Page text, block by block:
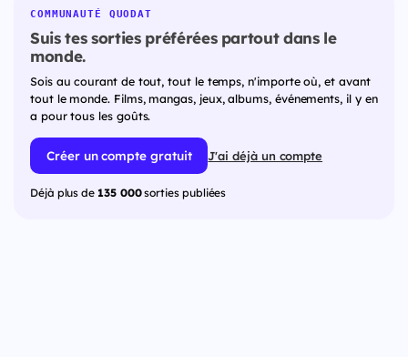
COMMUNAUTÉ QUODAT
Suis tes sorties préférées partout dans le
monde.
Sois au courant de tout, tout le temps, n'importe où, et avant
tout le monde. Films, mangas, jeux, albums, événements, il y en
a pour tous les goûts.
Créer un compte gratuit J'ai déjà un compte
Déjà plus de 135 000sorties publiées